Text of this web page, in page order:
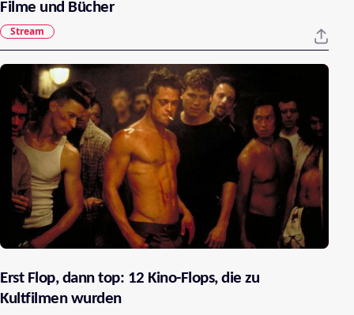
Filme und Bücher
Stream
Erst Flop, dann top: 12 Kino-Flops, die zu
Kultfilmen wurden